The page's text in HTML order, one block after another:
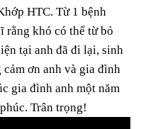
HTC. Từ 1 bệnh
rằng khó có thể từ bỏ
tại anh đã đi lại, sinh
ơn anh và gia đình
gia đình anh một năm
Trân trọng!